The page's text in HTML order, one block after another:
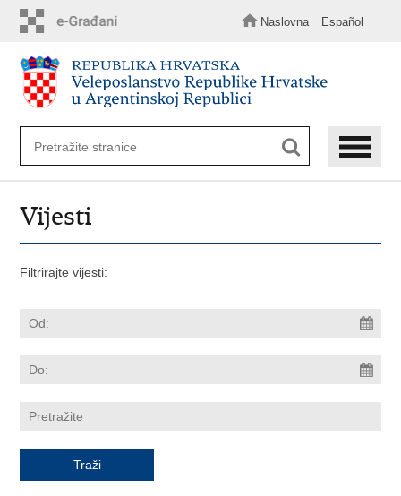
sadržaj
Naslovna Español
Vijesti
Filtrirajte vijesti: